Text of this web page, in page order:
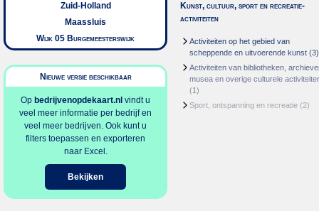
Zuid-Holland
Maassluis
Wijk 05 Burgemeesterswijk
Nieuwe versie beschikbaar
Op bedrijvenopdekaart.nl vindt u
veel meer informatie per bedrijf en
veel meer bedrijven. Ook kunt u
filters toepassen en exporteren
naar Excel.
Bekijken
Kunst, cultuur, sport en recreatie-
activiteiten
Activiteiten op het gebied van
scheppende en uitvoerende kunst (3)
Activiteiten van bibliotheken,
musea en overige culturele
(1)
Sport, ontspanning en recreatie (2)